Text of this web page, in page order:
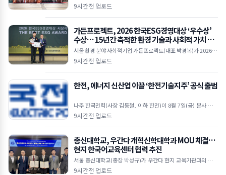
제불교박람회’가 8월 6일 오후 2시 부산 벡스코(BEXCO) 제1전시
9시간전 업로드
가든프로젝트, 2026 한국ESG경영대상 ‘우수상’
수상… 15년간 축적한 환경 기술과 사회적 가치 인
정받아
서울 환경 분야 사회적기업 가든프로젝트(대표 박경복)가 2026 한
국ESG경영대상 ‘우수상’을 수상했다. 이번 수상은 지난 15년간
9시간전 업로드
한전, 에너지 신산업 이끌 ‘한전기술지주’ 공식 출범
나주 한국전력(사장 김동철, 이하 한전)이 8월 7일(금) 본사 비전
홀에서 에너지 신산업 생태계를 주도할 ‘한전기술지주’를 공식 출
9시간전 업로드
총신대학교, 우간다 개혁신학대학과 MOU 체결…
현지 한국어교육센터 협력 추진
서울 총신대학교(총장 박성규)가 우간다 현지 교육기관과의 협력
을 통해 아프리카 지역 국제교육 및 학술 교류 확대에 나선다.총신
9시간전 업로드